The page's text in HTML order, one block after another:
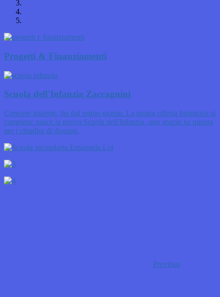
Progetti & Finanziamenti
Scuola dell'Infanzia Zaccagnini
Crescere insieme, fin dal primo giorno. La nostra offerta formativa si
completa: nasce la nuova Scuola dell'Infanzia, uno spazio su misura
per i cittadini di domani.
Previous